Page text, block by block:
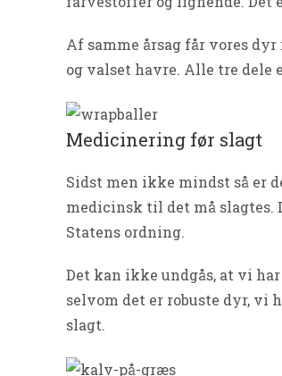
Af samme årsag får vores
og valset havre. Alle tre dele
Medicinering før slagt
Sidst men ikke mindst så er
medicinsk til det må slagtes.
Statens ordning.
Det kan ikke undgås, at vi
selvom det er robuste dyr, vi
slagt.